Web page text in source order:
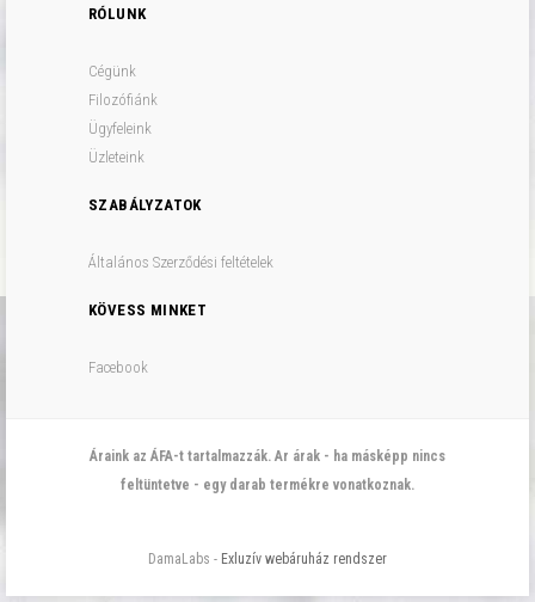
RÓLUNK
Cégünk
Filozófiánk
Ügyfeleink
Üzleteink
SZABÁLYZATOK
Általános Szerződési feltételek
KÖVESS MINKET
Facebook
Áraink az ÁFA-t tartalmazzák. Ar árak - ha másképp nincs
feltüntetve - egy darab termékre vonatkoznak.
DamaLabs - Exluzív webáruház rendszer